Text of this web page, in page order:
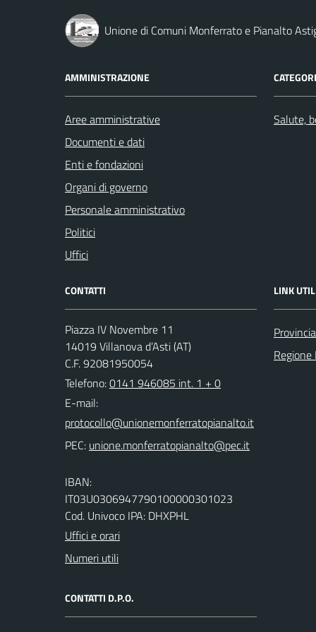
Unione di Comuni Monferrato e Pianalto
AMMINISTRAZIONE
Aree amministrative
Documenti e dati
Enti e fondazioni
Organi di governo
Personale amministrativo
Politici
Uffici
Salute,
CONTATTI
Piazza IV Novembre 11
14019 Villanova d’Asti (AT)
C.F. 92081950054
Telefono:0141 946085 int. 1 + 0
E-mail:
PEC:
IBAN:
IT03U0306947790100000301023
Cod. Univoco IPA: DHXPHL
Uffici e orari
Numeri utili
CONTATTI D.P.O.
LINK